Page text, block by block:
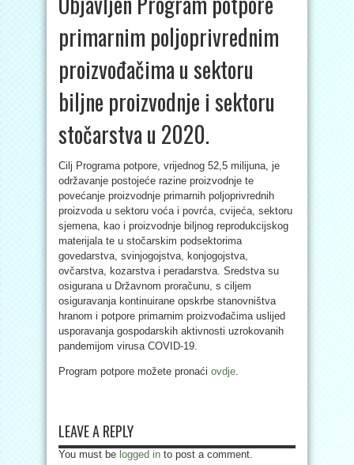
primarnim poljoprivrednim
proizvođačima u sektoru
biljne proizvodnje i sektoru
stočarstva u 2020.
Cilj Programa potpore, vrijednog 52,5 milijuna, je
održavanje postojeće razine proizvodnje te
povećanje proizvodnje primarnih poljoprivrednih
proizvoda u sektoru voća i povrća, cvijeća, sektoru
sjemena, kao i proizvodnje biljnog reprodukcijskog
materijala te u stočarskim podsektorima
govedarstva, svinjogojstva, konjogojstva,
ovčarstva, kozarstva i peradarstva. Sredstva su
osigurana u Državnom proračunu, s ciljem
osiguravanja kontinuirane opskrbe stanovništva
hranom i potpore primarnim proizvođačima uslijed
usporavanja gospodarskih aktivnosti uzrokovanih
pandemijom virusa COVID-19.
Program potpore možete pronaći ovdje.
LEAVE A REPLY
You must be logged in to post a comment.